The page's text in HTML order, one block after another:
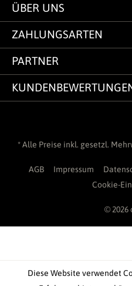
ÜBER UNS
ZAHLUNGSARTEN
PARTNER
* Alle Preise inkl. gesetzl.
AGB Impressum
Cookie-
© 2026
Diese Website verwendet